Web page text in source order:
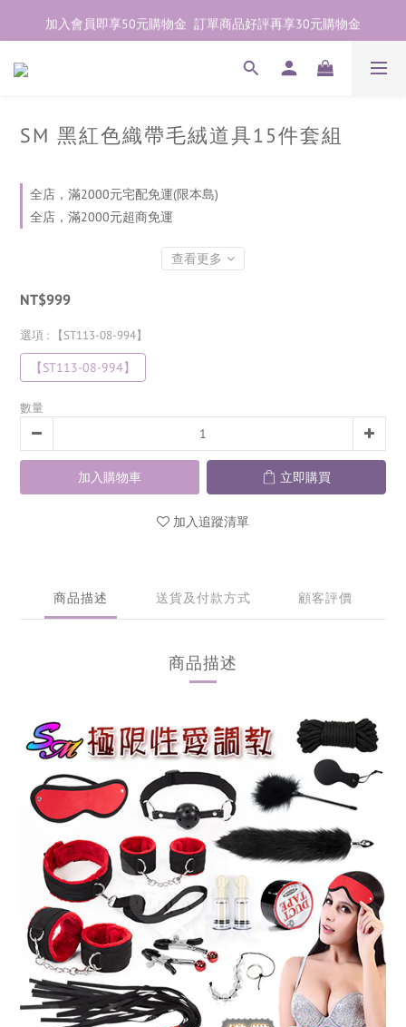
加入會員即享50元購物金  訂單商品好評再享30元購物金
加入會員即享50元購物金  訂單商品好評再享30元購物金
歡迎點右下紫色💬諮詢線上親密顧問
SM 黑紅色織帶毛絨道具15件套組
全店，滿2000元宅配免運(限本島)
全店，滿2000元超商免運
查看更多
NT$999
選項 : 【ST113-08-994】
【ST113-08-994】
數量
加入購物車 立即購買
加入追蹤清單
商品描述 送貨及付款方式 顧客評價
商品描述